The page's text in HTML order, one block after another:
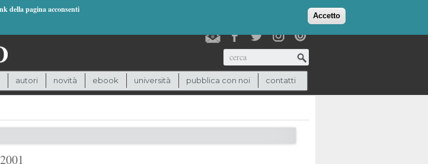
della pagina acconsenti
Accetto
(0)
Cerca
autori novità ebook università pubblica con noi contatti